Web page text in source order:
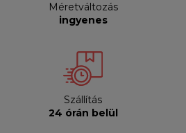
Méretváltozás
ingyenes
Szállítás
24 órán belül